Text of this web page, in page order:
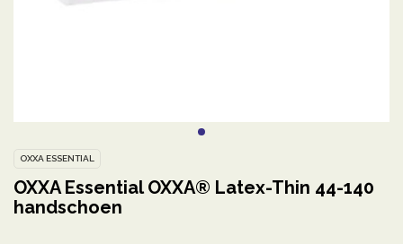
OXXA ESSENTIAL
OXXA Essential OXXA® Latex-Thin 44-140
handschoen